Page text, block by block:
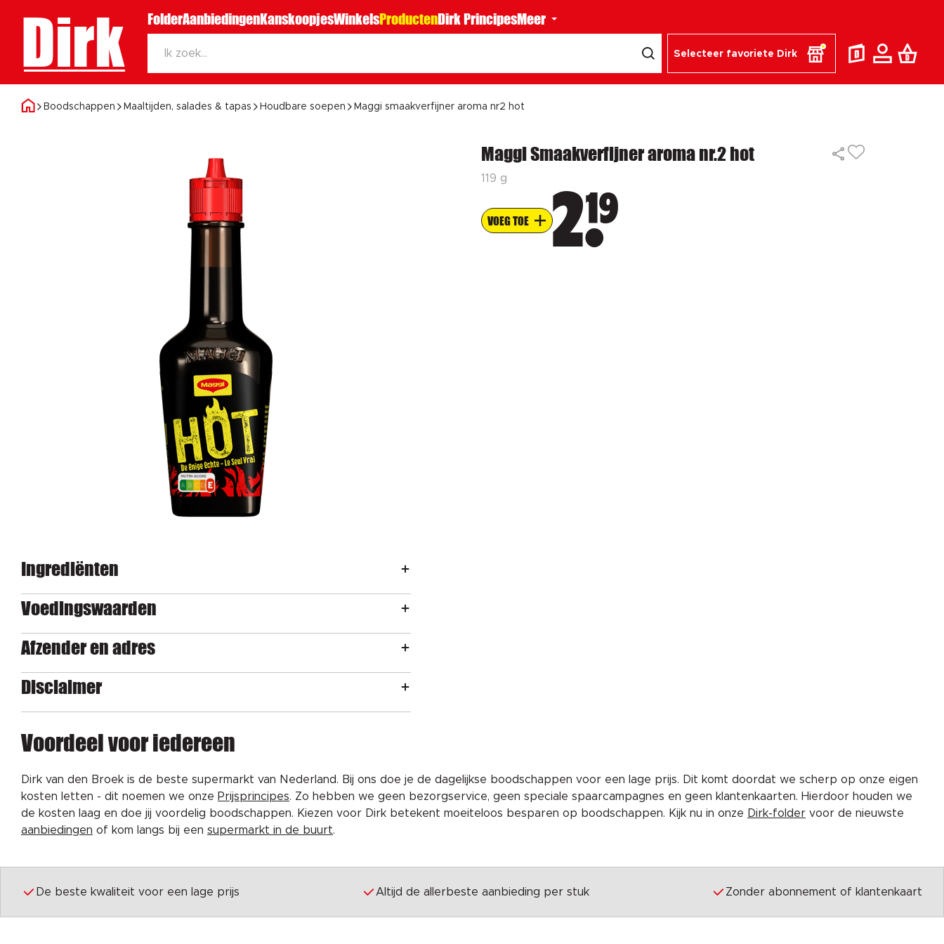
Dirk FolderAanbiedingenKanskoopjesWinkelsProductenDirk PrincipesMeer
Selecteer favoriete Dirk
Boodschappen Maaltijden, salades & tapas Houdbare soepen Maggi smaakverfijner aroma nr2 hot
Maggi Smaakverfijner aroma nr.2 hot
119 g
VOEG TOE 219
Ingrediënten
Voedingswaarden
Afzender en adres
Disclaimer
Voordeel voor iedereen
Dirk van den Broek is de beste supermarkt van Nederland. Bij ons doe je de dagelijkse boodschappen voor een lage prijs. Dit komt doordat we scherp op onze eigen
kosten letten - dit noemen we onze Prijsprincipes. Zo hebben we geen bezorgservice, geen speciale spaarcampagnes en geen klantenkaarten. Hierdoor houden we
de kosten laag en doe jij voordelig boodschappen. Kiezen voor Dirk betekent moeiteloos besparen op boodschappen. Kijk nu in onze Dirk-folder voor de nieuwste
aanbiedingen of kom langs bij een supermarkt in de buurt.
De beste kwaliteit voor een lage prijs Altijd de allerbeste aanbieding per stuk Zonder abonnement of klantenkaart